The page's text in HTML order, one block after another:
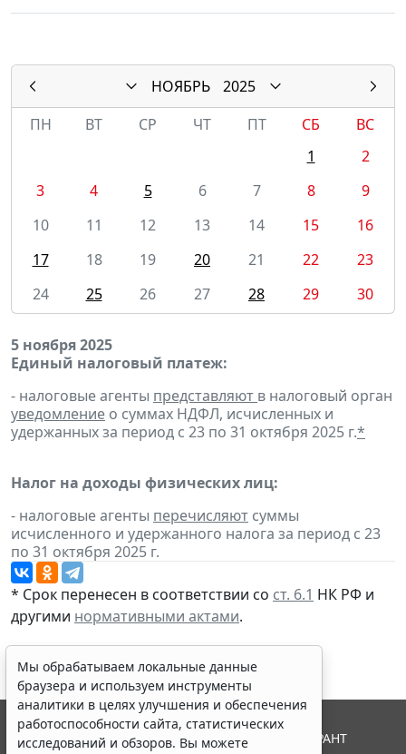
НОЯБРЬ
2025
ПН
ВТ СР ЧТ ПТ СБ
ВС
1
2
3
4 5 6 7 8
9
10
11 12 13 14 15
16
17
18 19 20 21 22
23
24
25 26 27 28 29 30
5 ноября 2025
Единый налоговый платеж:
- налоговые агенты представляют в налоговый орган
уведомление о суммах НДФЛ, исчисленных и
удержанных за период с 23 по 31 октября 2025 г.*
Налог на доходы физических лиц:
- налоговые агенты перечисляют суммы
исчисленного и удержанного налога за период с 23
по 31 октября 2025 г.
* Срок перенесен в соответствии со ст. 6.1 НК РФ и
другими нормативными актами.
Мы обрабатываем локальные данные
браузера и используем инструменты
аналитики в целях улучшения и обеспечения
работоспособности сайта, статистических
исследований и обзоров. Вы можете
© ООО "НПП "ГАРАНТ-СЕРВИС", 2026. Система ГАРАНТ